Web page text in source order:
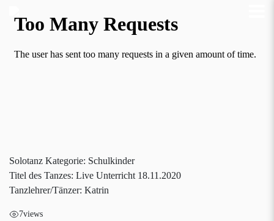
Solotanz Kategorie: Schulkinder
Titel des Tanzes: Live Unterricht 18.11.2020
Tanzlehrer/Tänzer: Katrin
7views